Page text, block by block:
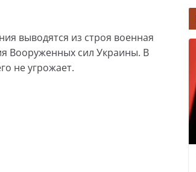
выводятся из строя военная
Вооруженных сил Украины. В
не угрожает.